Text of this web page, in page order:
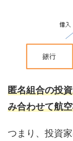
匿名組合の投
み合わせて航
つまり、投資